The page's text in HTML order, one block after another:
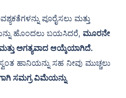
ಪೂರೈಸಲು ಮತ್ತು
ಹೊಂದಲು ಬಯಸಿದರೆ, ಮೂರನೇ
ಅಗತ್ಯವಾದ ಆಯ್ಕೆಯಾಗಿದೆ.
ಹಾನಿಯನ್ನು ಸಹ ನೀವು ಮುಚ್ಚಲು
ಸಮಗ್ರ ವಿಮೆಯನ್ನು